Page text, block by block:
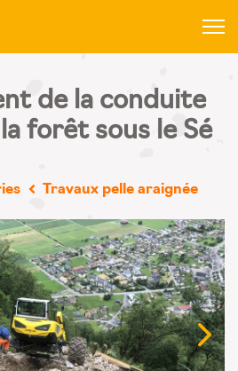
de la conduite
forêt sous le Sé
Travaux pelle araignée